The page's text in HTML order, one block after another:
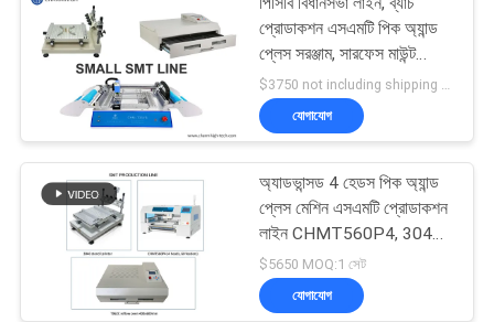
ON
LINE
সাইটম্যাপ
গোপনীয়তাএসএমটি ফিডার
21
প্রোডাকশন এসএমটি পিক অ্যান্ড
প্লেস সরঞ্জাম, সারফেস মাউন্ট
টেকনোলজি
$3750 not including shipping MOQ:1 সেট
যোগাযোগ
অ্যাডভান্সড 4 হেডস পিক অ্যান্ড
প্লেস মেশিন এসএমটি প্রোডাকশন
লাইন CHMT560P4, 3040
প্রিন্টার, T962C রিফ্লো ওভেন
$5650 MOQ:1 সেট
যোগাযোগ